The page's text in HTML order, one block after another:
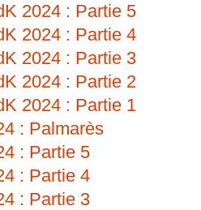
2024 : Partie 5
2024 : Partie 4
2024 : Partie 3
2024 : Partie 2
2024 : Partie 1
: Palmarès
: Partie 5
: Partie 4
: Partie 3